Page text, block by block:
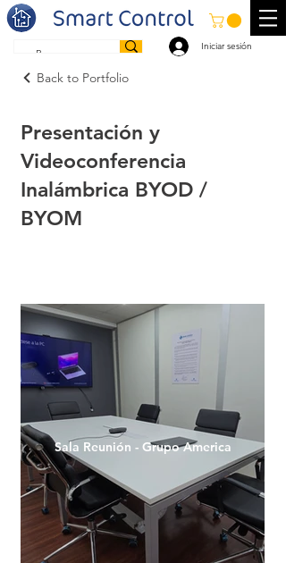
Iniciar sesión
Back to Portfolio
Presentación y
Videoconferencia
Inalámbrica BYOD /
BYOM
Sala Reunión - Grupo America